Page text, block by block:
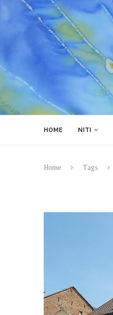
HOME NITI
Home Tags